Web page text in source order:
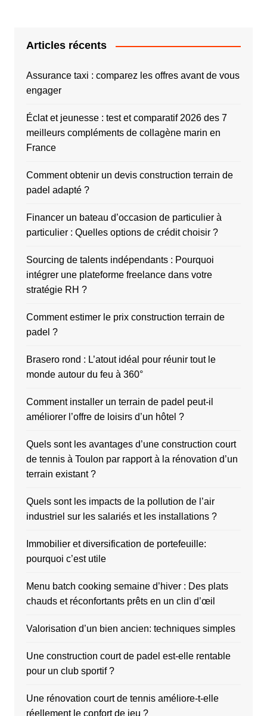
Articles récents
Assurance taxi : comparez les offres avant de vous
engager
Éclat et jeunesse : test et comparatif 2026 des 7
meilleurs compléments de collagène marin en
France
Comment obtenir un devis construction terrain de
padel adapté ?
Financer un bateau d’occasion de particulier à
particulier : Quelles options de crédit choisir ?
Sourcing de talents indépendants : Pourquoi
intégrer une plateforme freelance dans votre
stratégie RH ?
Comment estimer le prix construction terrain de
padel ?
Brasero rond : L’atout idéal pour réunir tout le
monde autour du feu à 360°
Comment installer un terrain de padel peut-il
améliorer l’offre de loisirs d’un hôtel ?
Quels sont les avantages d’une construction court
de tennis à Toulon par rapport à la rénovation d’un
terrain existant ?
Quels sont les impacts de la pollution de l’air
industriel sur les salariés et les installations ?
Immobilier et diversification de portefeuille:
pourquoi c’est utile
Menu batch cooking semaine d’hiver : Des plats
chauds et réconfortants prêts en un clin d’œil
Valorisation d’un bien ancien: techniques simples
Une construction court de padel est-elle rentable
pour un club sportif ?
Une rénovation court de tennis améliore-t-elle
réellement le confort de jeu ?